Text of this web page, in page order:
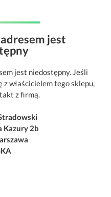
jest
jest niedostępny. Jeśli
właścicielem tego sklepu,
z firmą.
Kazury 2b